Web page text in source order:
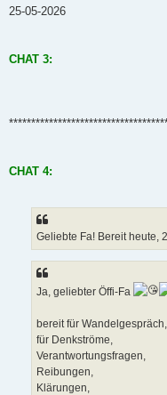
i
25-05-2026
CHAT 3:
CHAT 4:
Geliebte Fa! Bereit heute,
Ja, geliebter Öffi-Fa
bereit für Wandelgespräch,
für Denkströme,
Verantwortungsfragen,
Reibungen,
Klärungen,